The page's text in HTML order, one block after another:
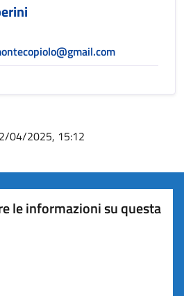
04/2025, 15:12
le informazioni su questa